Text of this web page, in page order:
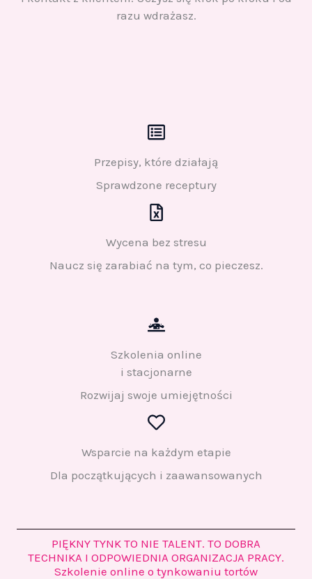
razu wdrażasz.
Przepisy, które działają
Sprawdzone receptury
Wycena bez stresu
Naucz się zarabiać na tym, co pieczesz.
Szkolenia online
i stacjonarne
Rozwijaj swoje umiejętności
Wsparcie na każdym etapie
Dla początkujących i zaawansowanych
PIĘKNY TYNK TO NIE TALENT. TO DOBRA
TECHNIKA I ODPOWIEDNIA ORGANIZACJA PRACY.
Szkolenie online o tynkowaniu tortów